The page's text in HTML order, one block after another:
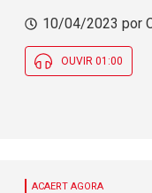
10/04/2023 por
OUVIR 01:00
ACAERT AGORA